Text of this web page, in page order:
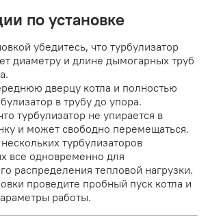
по установке
убедитесь, что турбулизатор
диаметру и длине дымогарных труб
дверцу котла и полностью
в трубу до упора.
турбулизатор не упирается в
и может свободно перемещаться.
турбулизаторов
все одновременно для
распределения тепловой нагрузки.
проведите пробный пуск котла и
работы.